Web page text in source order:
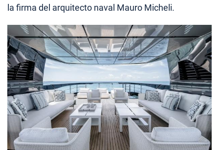
la firma del arquitecto naval Mauro Micheli.